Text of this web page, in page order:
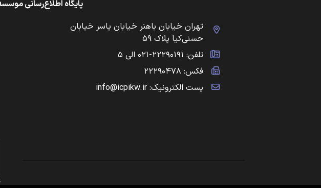
پایگاه اطلاع‌رسانی
تهران خیابان باهنر خیابان یاسر خیابان
حسنی‌کیا پلاک ۵۹
تلفن: ۲۲۲۹۰۱۹۱-۰۲۱ الی ۵
فکس: ۲۲۲۹۰۴۷۸
پست الکترونیک: info@icpikw.ir